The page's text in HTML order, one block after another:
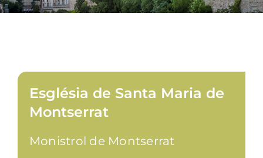
Església de Santa Maria de
Montserrat
Monistrol de Montserrat